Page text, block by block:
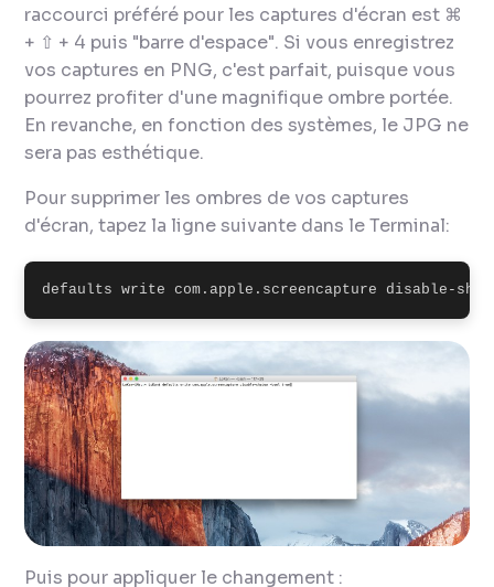
raccourci préféré pour les captures d'écran est ⌘
+ ⇧ + 4 puis "barre d'espace". Si vous enregistrez
vos captures en PNG, c'est parfait, puisque vous
pourrez profiter d'une magnifique ombre portée.
En revanche, en fonction des systèmes, le JPG ne
sera pas esthétique.
Pour supprimer les ombres de vos captures
d'écran, tapez la ligne suivante dans le Terminal:
defaults write com.apple.screencapture disable-
Puis pour appliquer le changement :